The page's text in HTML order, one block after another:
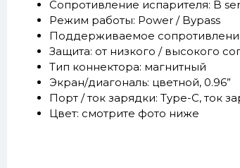
Сопротивление испарителя: B
Режим работы: Power / Bypass
Поддерживаемое
Защита: от низкого / высокого
Тип коннектора: магнитный
Экран/диагональ: цветной, 0.96”
Порт / ток зарядки: Type-C, ток
Цвет: смотрите фото ниже